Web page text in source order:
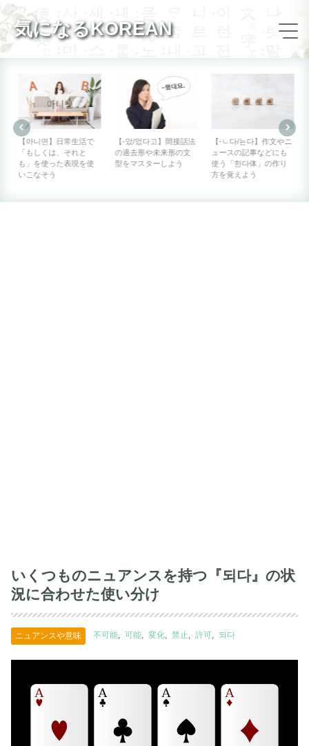
気になるKOREAN
【아니면】日常生活で
「もしくは、それと
も」を使った表現を使
いこなそう
【-았/었다고】間接話法
の過去形や未来形の文
型をマスターしよう
【-ㄴ다/는다】作文やニ
ュースの記事などにも
使う「한다体」の作り
方を覚えよう
いくつものニュアンスを持つ『되다』の状
況に合わせた使い分け
ニュアンスや意味 不可能 可能 変化 禁止 許可 되다